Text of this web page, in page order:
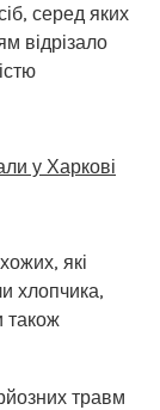
серед яких
відрізало
у Харкові
які
хлопчика,
також
травм